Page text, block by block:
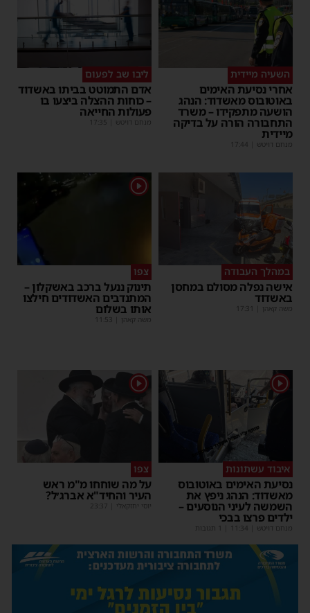
השעיה מיידית
אחרי נסיעת האימים
באוטובוס מאשדוד: הנהג
הושעה מתפקידו – משרד
התחבורה הורה על בדיקה
מיידית
מנחם דויטש 17:44
ליבו שב לפעום
אדם התמוטט בביתו באשדוד
– כוחות ההצלה ביצעו בו
פעולות החייאה
מנחם דויטש 17:35
במהלך העבודה
אישה נפלה מסולם במחסן
באשדוד
משה קאהן 17:31
1
צפו
תינוק ננעל ברכב באשקלון –
המתנדבים האשדודים חילצו
אותו בשלום
משה קאהן 11:53
1
איבוד עשתונות
נסיעת האימים באוטובוס
מאשדוד: הנהג ניפץ את
השמשה לעיני הנוסעים –
ילדים פרצו בבכי
מנחם דויטש 11:34
1
צפו
על מה שוחחו מ"מ ראש
העיר והחיד"א אברג׳ל?
יוסי יחזקאלי 23:37